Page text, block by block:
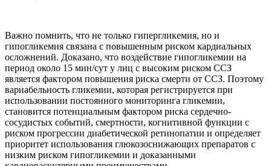
Важно помнить, что не только гипергликемия, но и
гипогликемия связана с повышенным риском кардиальных
осложнений. Доказано, что воздействие гипогликемии на
период около 15 мин/сут у лиц с высоким риском ССЗ
является фактором повышения риска смерти от ССЗ. Поэтому
вариабельность гликемии, которая регистрируется при
использовании постоянного мониторинга гликемии,
становится потенциальным фактором риска сердечно-
сосудистых событий, смертности, когнитивной функции с
риском прогрессии диабетической ретинопатии и определяет
приоритет использования глюкозоснижающих препаратов с
низким риском гипогликемии и доказанными